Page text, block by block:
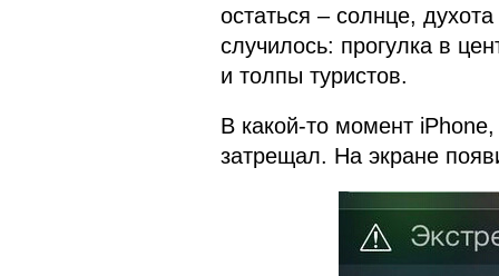
остаться – солнце,
случилось: прогулка в
и толпы туристов.
В какой-то момент
затрещал. На экране